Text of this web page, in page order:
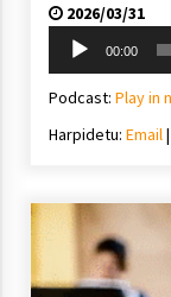
2026/03/31
Soinu
00:00
Podcast: Play in
Harpidetu: Email|